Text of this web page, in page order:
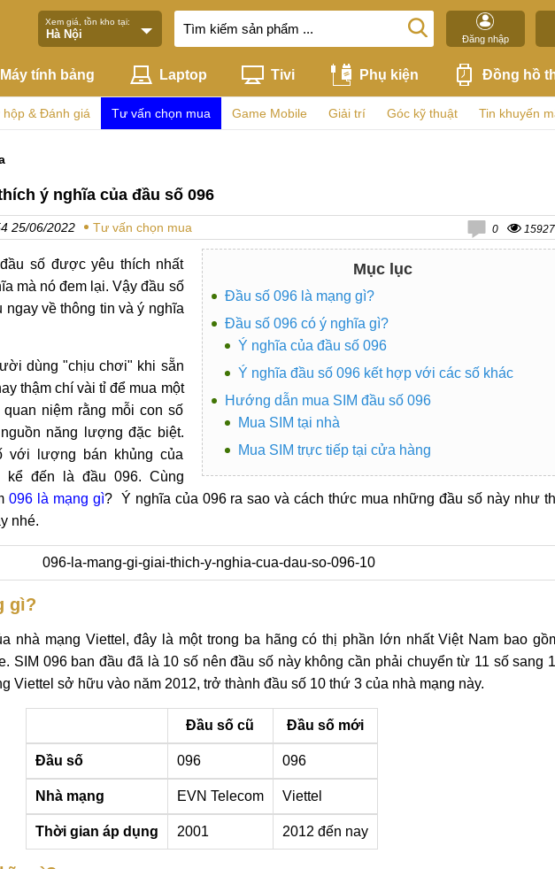
Xem giá, tồn kho tại:
Đăng nhập
Máy tính bảng Laptop Tivi Phụ kiện Đồng hồ
hộp & Đánh giá Tư vấn chọn mua Game Mobile Giải trí Góc kỹ thuật Tin khuyến
ý nghĩa của đầu số 096
25/06/2022 Tư vấn chọn mua 0 15927
Mục lục
Đầu số 096 là mạng gì?
Đầu số 096 có ý nghĩa gì?
Ý nghĩa của đầu số 096
Ý nghĩa đầu số 096 kết hợp với các số khác
Hướng dẫn mua SIM đầu số 096
Mua SIM tại nhà
Mua SIM trực tiếp tại cửa hàng
số được yêu thích nhất
mà nó đem lại. Vậy đầu số
ngay về thông tin và ý nghĩa
dùng "chịu chơi" khi sẵn
thậm chí vài tỉ để mua một
niệm rằng mỗi con số
năng lượng đặc biệt.
với lượng bán khủng của
kể đến là đầu 096. Cùng
096 là mạng gì? Ý nghĩa của 096 ra sao và cách thức mua những đầu số này như
nhé.
gì?
nhà mạng Viettel, đây là một trong ba hãng có thị phần lớn nhất Việt Nam bao
SIM 096 ban đầu đã là 10 số nên đầu số này không cần phải chuyển từ 11 số sang
Viettel sở hữu vào năm 2012, trở thành đầu số 10 thứ 3 của nhà mạng này.
Đầu số cũ Đầu số mới
Đầu số 096 096
Nhà mạng EVN Telecom Viettel
Thời gian áp dụng 2001 2012 đến nay